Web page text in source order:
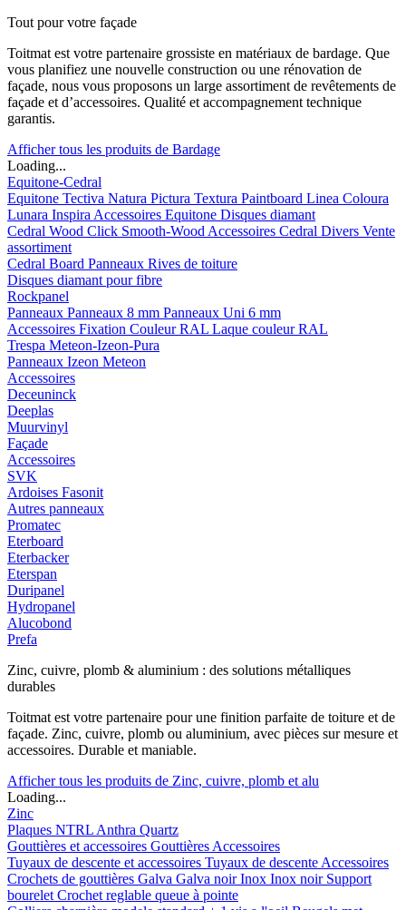
Tout pour votre façade
Toitmat est votre partenaire grossiste en matériaux de bardage. Que
vous planifiez une nouvelle construction ou une rénovation de
façade, nous vous proposons un large assortiment de revêtements de
façade et d’accessoires. Qualité et accompagnement technique
garantis.
Afficher tous les produits de Bardage
Loading...
Equitone-Cedral
Equitone Tectiva Natura Pictura Textura Paintboard Linea Coloura
Lunara Inspira Accessoires Equitone Disques diamant
Cedral Wood Click Smooth-Wood Accessoires Cedral Divers Vente
assortiment
Cedral Board Panneaux Rives de toiture
Disques diamant pour fibre
Rockpanel
Panneaux Panneaux 8 mm Panneaux Uni 6 mm
Accessoires Fixation Couleur RAL Laque couleur RAL
Trespa Meteon-Izeon-Pura
Panneaux Izeon Meteon
Accessoires
Deceuninck
Deeplas
Muurvinyl
Façade
Accessoires
SVK
Ardoises Fasonit
Autres panneaux
Promatec
Eterboard
Eterbacker
Eterspan
Duripanel
Hydropanel
Alucobond
Prefa
Zinc, cuivre, plomb & aluminium : des solutions métalliques
durables
Toitmat est votre partenaire pour une finition parfaite de toiture et de
façade. Zinc, cuivre, plomb ou aluminium, avec pièces sur mesure et
accessoires. Durable et maniable.
Afficher tous les produits de Zinc, cuivre, plomb et alu
Loading...
Zinc
Plaques NTRL Anthra Quartz
Gouttières et accessoires Gouttières Accessoires
Tuyaux de descente et accessoires Tuyaux de descente Accessoires
Crochets de gouttières Galva Galva noirInox Inox noir Support
bourelet Crochet reglable queue à pointe